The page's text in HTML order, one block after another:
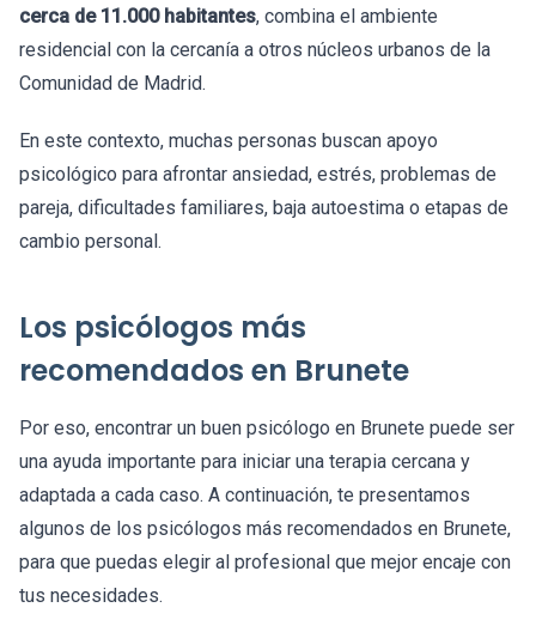
cerca de 11.000 habitantes, combina el ambiente
residencial con la cercanía a otros núcleos urbanos de la
Comunidad de Madrid.
En este contexto, muchas personas buscan apoyo
psicológico para afrontar ansiedad, estrés, problemas de
pareja, dificultades familiares, baja autoestima o etapas de
cambio personal.
Los psicólogos más
recomendados en Brunete
Por eso, encontrar un buen psicólogo en Brunete puede ser
una ayuda importante para iniciar una terapia cercana y
adaptada a cada caso. A continuación, te presentamos
algunos de los psicólogos más recomendados en Brunete,
para que puedas elegir al profesional que mejor encaje con
tus necesidades.